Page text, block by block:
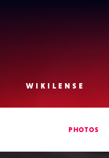
WIKILENSE
PHOTOS